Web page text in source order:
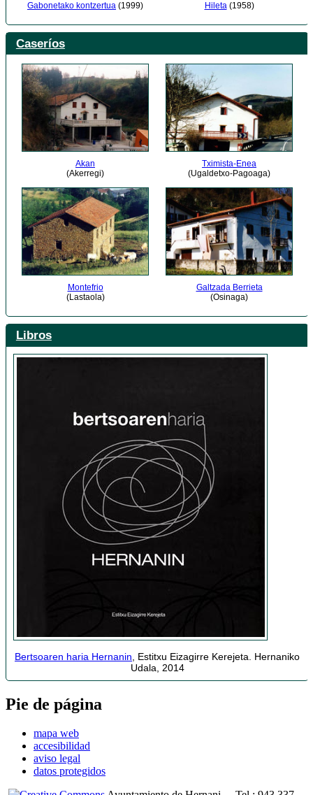
Gabonetako kontzertua (1999) Hileta(1958)
Caseríos
Akan
(Akerregi)
Tximista-Enea
(Ugaldetxo-Pagoaga)
Montefrio
(Lastaola)
Galtzada Berrieta
(Osinaga)
Libros
Bertsoaren haria Hernanin , Estitxu Eizagirre Kerejeta. Hernaniko
Udala, 2014
Pie de página
mapa web
accesibilidad
aviso legal
datos protegidos